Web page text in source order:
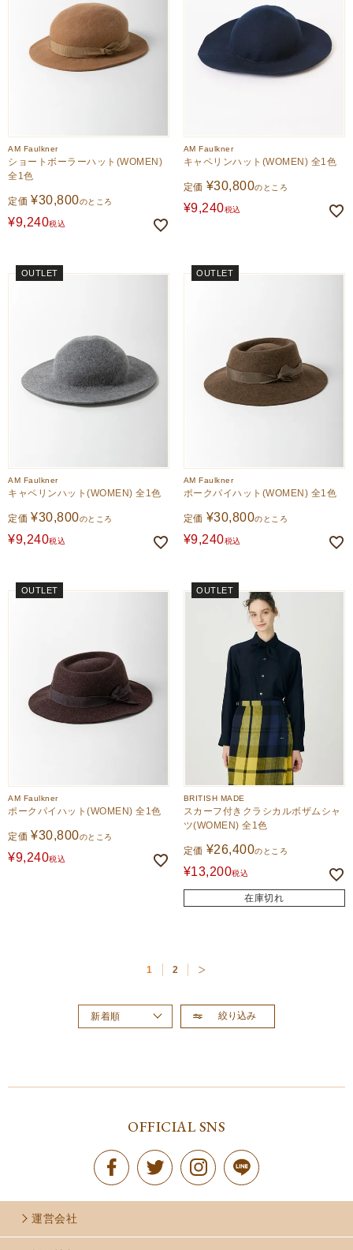
AM Faulkner
ショートボーラーハット(WOMEN)
全1色
定価 ¥30,800のところ
¥9,240税込
AM Faulkner
キャペリンハット(WOMEN) 全1色
定価 ¥30,800のところ
¥9,240税込
OUTLET
AM Faulkner
キャペリンハット(WOMEN) 全1色
定価 ¥30,800のところ
¥9,240税込
OUTLET
AM Faulkner
ポークパイハット(WOMEN) 全1色
定価 ¥30,800のところ
¥9,240税込
OUTLET
AM Faulkner
ポークパイハット(WOMEN) 全1色
定価 ¥30,800のところ
¥9,240税込
OUTLET
BRITISH MADE
スカーフ付きクラシカルボザムシャ
ツ(WOMEN) 全1色
定価 ¥26,400のところ
¥13,200税込
在庫切れ
絞り込み
新着順
1 2
OFFICIAL SNS
運営会社